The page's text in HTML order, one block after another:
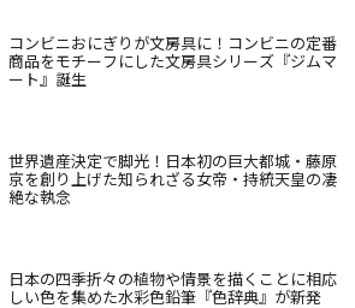
コンビニおにぎりが文房具に！コンビニの定番
商品をモチーフにした文房具シリーズ『ジムマ
ート』誕生
世界遺産決定で脚光！日本初の巨大都城・藤原
京を創り上げた知られざる女帝・持統天皇の凄
絶な執念
日本の四季折々の植物や情景を描くことに相応
しい色を集めた水彩色鉛筆『色辞典』が新発